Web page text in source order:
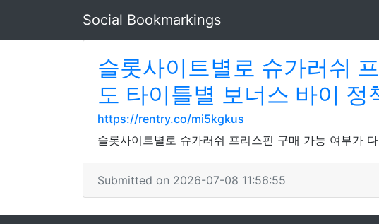
Social Bookmarkings
슬롯사이트별로 슈가러쉬
도 타이틀별 보너스 바이
https://rentry.co/mi5kgkus
슬롯사이트별로 슈가러쉬 프리스핀 구매 가능 여부가
Submitted on 2026-07-08 11:56:55